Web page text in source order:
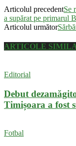
Articolul precedentSe
a supărat pe primarul
Articolul următor
ARTICOLE
Editorial
Debut
Timișoara a fost
Fotbal